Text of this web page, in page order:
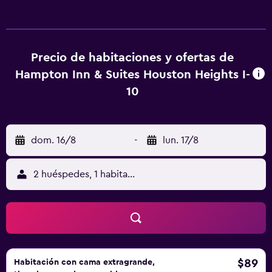
wifi). Los servicios para las personas de negocios incluyen
teléfono con llamadas locales gratuitas (pueden existir
restricciones). Las habitaciones también incluyen tabla de
planchar con plancha y cortinas opacas. Es posible
servicio de limpieza todos los días. Los servicios de ocio y
esparcimiento en este hotel incluyen una piscina cubierta
y gimnasio abierto las 24 horas. No se permite la entrada a
la piscina y al gimnasio de niños menores de 18 años sin la
supervisión de un adulto.
Precio de habitaciones y ofertas de
Hampton Inn & Suites Houston Heights I-
10
dom. 16/8 - lun. 17/8
2 huéspedes, 1 habitación
Habitación con cama extragrande,
$89